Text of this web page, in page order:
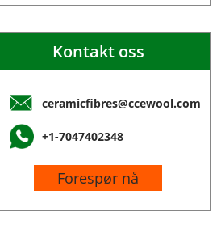
Kontakt oss
ceramicfibres@ccewool.com
+1-7047402348
Forespør nå